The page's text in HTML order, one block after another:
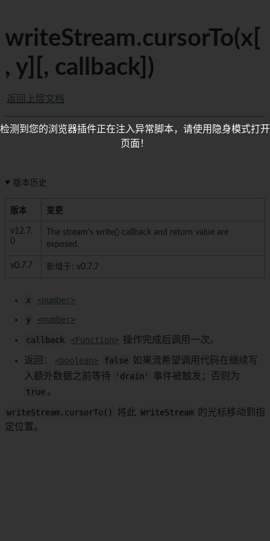
writeStream.cursorTo(x[
, y][, callback])
返回上层文档
版本历史
版本 变更
v12.7.
0
The stream's write() callback and return value are
exposed.
v0.7.7 新增于: v0.7.7
x
<number>
y
<number>
callback <Function> 操作完成后调用一次。
返回： <boolean> false 如果流希望调用代码在继续写
入额外数据之前等待
'drain'
事件被触发；否则为
true 。
writeStream.cursorTo() 将此 WriteStream 的光标移动到指
定位置。
检测到您的浏览器插件正在注入异常脚本，请使用隐身模式打开
页面！